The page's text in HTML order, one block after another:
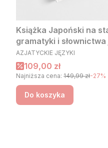
Książka Japoński na
gramatyki i
PRODUCENT
AZJATYCKIE JĘZYKI
Cena promocyjna
109,00 zł
Najniższa cena: 149,99 zł-27%
Do koszyka